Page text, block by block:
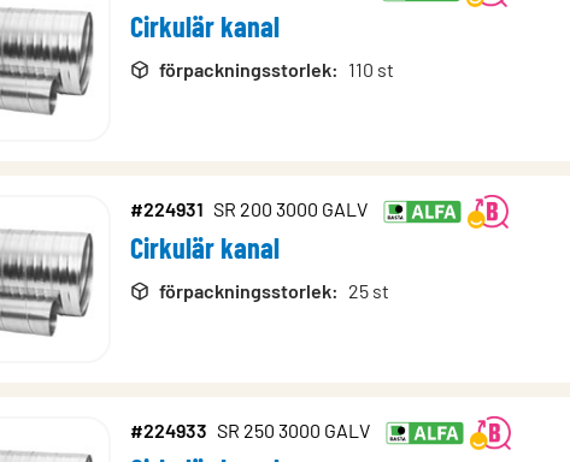
Cirkulär kanal
förpackningsstorlek: 110 st
#224931 SR 200 3000 GALV
Cirkulär kanal
förpackningsstorlek: 25 st
#224933 SR 250 3000 GALV